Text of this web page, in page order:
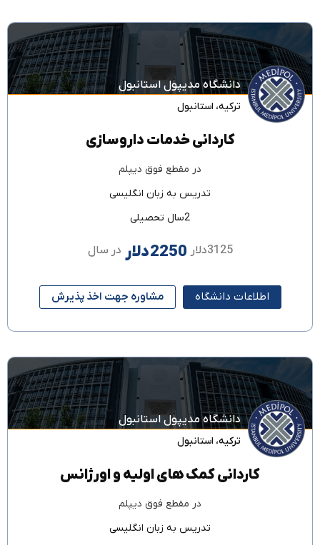
دانشگاه مدیپول استانبول
ترکیه، استانبول
کاردانی خدمات داروسازی
در مقطع فوق دیپلم
تدریس به زبان انگلیسی
2سال تحصیلی
3125دلار 2250دلار در سال
اطلاعات دانشگاه مشاوره جهت اخذ پذیرش
دانشگاه مدیپول استانبول
ترکیه، استانبول
کاردانی کمک های اولیه و اورژانس
در مقطع فوق دیپلم
تدریس به زبان انگلیسی